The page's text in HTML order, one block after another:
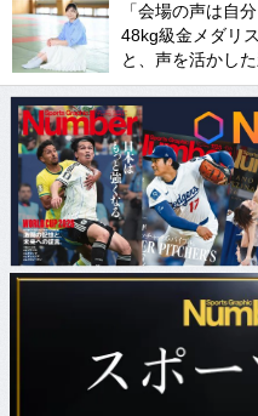
「会場の声は自
48kg級金メダリ
と、声を活かし